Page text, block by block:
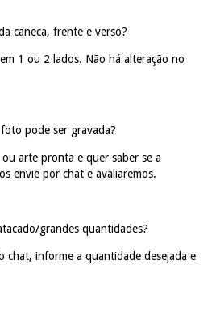
caneca, frente e verso?
1 ou 2 lados. Não há alteração no
pode ser gravada?
arte pronta e quer saber se a
envie por chat e avaliaremos.
grandes quantidades?
chat, informe a quantidade desejada e